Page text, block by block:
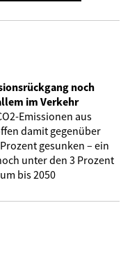
noch
im Verkehr
Emissionen aus
damit gegenüber
gesunken – ein
unter den 3 Prozent
bis 2050